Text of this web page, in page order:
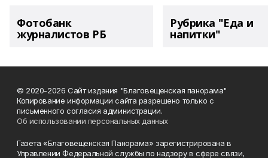
Фотобанк
журналистов РБ
Рубрика "Еда и
напитки"
© 2020-2026 Сайт издания "Благовещенская панорама"
Копирование информации сайта разрешено только с
письменного согласия администрации.
Об использовании персональных данных
Газета «Благовещенская Панорама» зарегистрирована в
Управлении Федеральной службы по надзору в сфере связи,